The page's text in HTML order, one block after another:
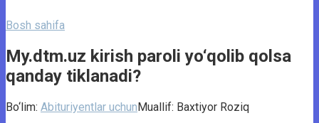
Bosh sahifa
My.dtm.uz kirish paroli yo‘qolib qolsa
qanday tiklanadi?
Bo‘lim: Abituriyentlar uchunMuallif: Baxtiyor Roziq